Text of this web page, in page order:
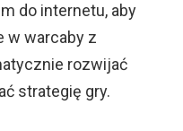
do internetu, aby
w warcaby z
rozwijać
strategię gry.